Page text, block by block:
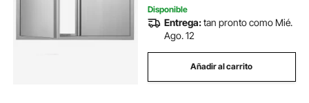
Disponible
Entrega:tan pronto como Mié.
Ago. 12
Añadir al carrito